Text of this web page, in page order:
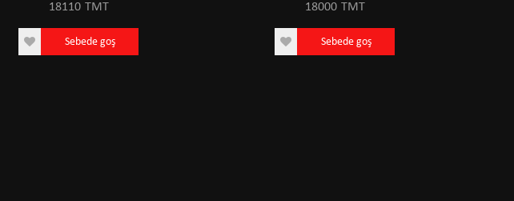
18110 TMT
Sebede goş
18000 TMT
Sebede goş